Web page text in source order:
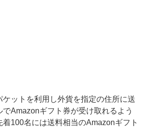
ットを利用し外貨を指定の住所に送
Amazonギフト券が受け取れるよう
着100名には送料相当のAmazonギフト